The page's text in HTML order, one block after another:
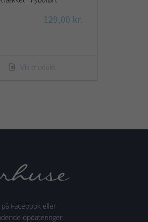
129,00 kr.
Vis produkt
Facebook eller
opdateringer,